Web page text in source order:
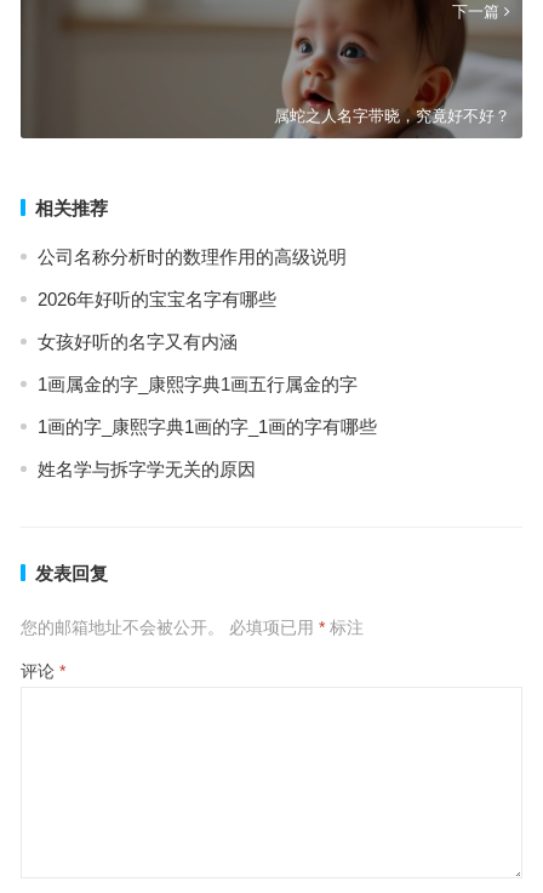
下一篇
属蛇之人名字带晓，究竟好不好？
相关推荐
公司名称分析时的数理作用的高级说明
2026年好听的宝宝名字有哪些
女孩好听的名字又有内涵
1画属金的字_康熙字典1画五行属金的字
1画的字_康熙字典1画的字_1画的字有哪些
姓名学与拆字学无关的原因
发表回复
您的邮箱地址不会被公开。 必填项已用 *标注
评论 *